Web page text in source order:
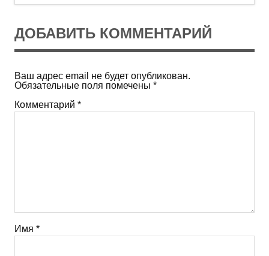
ДОБАВИТЬ КОММЕНТАРИЙ
Ваш адрес email не будет опубликован.
Обязательные поля помечены *
Комментарий *
Имя *